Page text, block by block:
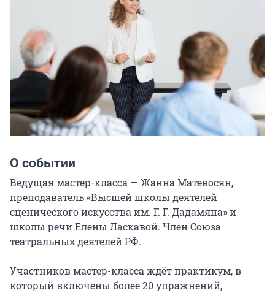
О событии
Ведущая мастер-класса — Жанна Матевосян,
преподаватель «Высшей школы деятелей
сценического искусства им. Г. Г. Дадамяна» и
школы речи Елены Ласкавой. Член Союза
театральных деятелей РФ.
Участников мастер-класса ждёт практикум, в
который включены более 20 упражнений,